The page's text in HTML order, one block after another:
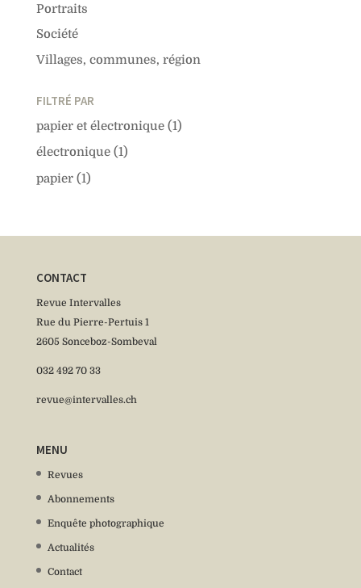
Portraits
Société
Villages, communes, région
FILTRÉ PAR
papier et électronique (1)
électronique (1)
papier (1)
CONTACT
Revue Intervalles
Rue du Pierre-Pertuis 1
2605 Sonceboz-Sombeval
032 492 70 33
revue@intervalles.ch
MENU
Revues
Abonnements
Enquête photographique
Actualités
Contact